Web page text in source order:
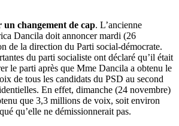
changement de cap. L’ancienne
Dancila doit annoncer mardi (26
de la direction du Parti social-démocrate.
du parti socialiste ont déclaré qu’il était
le parti après que Mme Dancila a obtenu le
de tous les candidats du PSD au second
En effet, dimanche (24 novembre)
que 3,3 millions de voix, soit environ
qu’elle ne démissionnerait pas.